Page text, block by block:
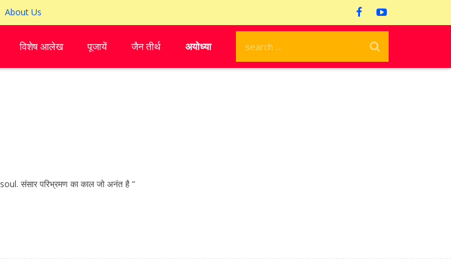
About Us
विशेष आलेख पूजायें जैन तीर्थ अयोध्या
संसार परिभ्रमण का काल जो अनंत है “